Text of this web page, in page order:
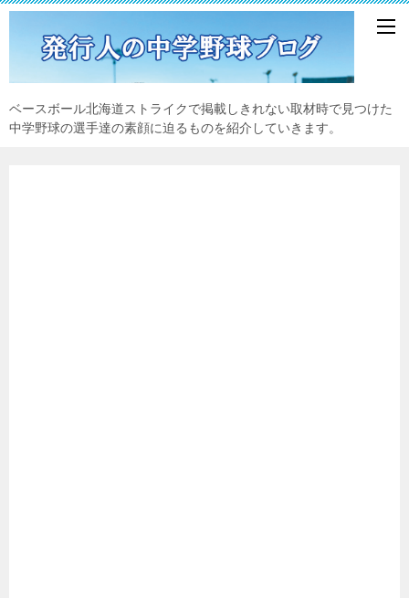
ベースボール北海道ストライクで掲載しきれない取材時で見つけた
中学野球の選手達の素顔に迫るものを紹介していきます。